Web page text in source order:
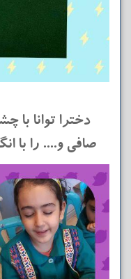
دخترا توانا با
صافی و.... را با